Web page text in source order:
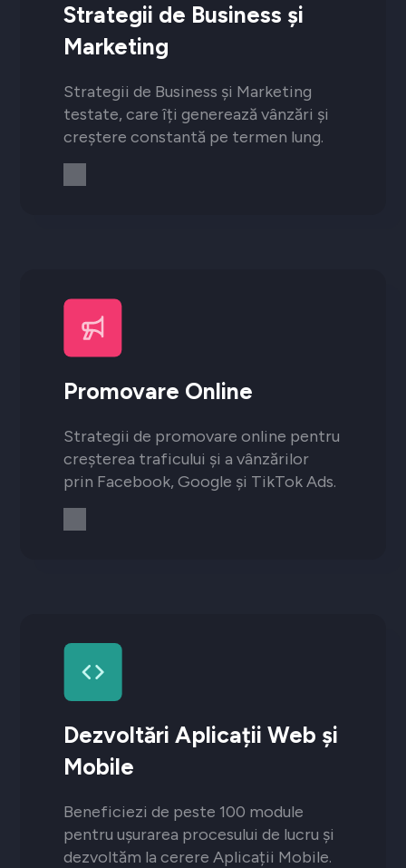
Strategii de Business și
Marketing
Strategii de Business și Marketing
testate, care îți generează vânzări și
creștere constantă pe termen lung.
Promovare Online
Strategii de promovare online pentru
creșterea traficului și a vânzărilor
prin Facebook, Google și TikTok Ads.
Dezvoltări Aplicații Web și
Mobile
Beneficiezi de peste 100 module
pentru ușurarea procesului de lucru și
dezvoltăm la cerere Aplicații Mobile.